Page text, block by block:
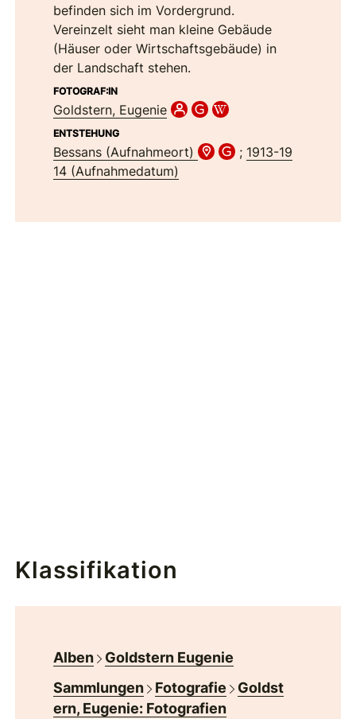
befinden sich im Vordergrund.
Vereinzelt sieht man kleine Gebäude
(Häuser oder Wirtschaftsgebäude) in
der Landschaft stehen.
FOTOGRAF:IN
Goldstern, Eugenie
ENTSTEHUNG
Bessans (Aufnahmeort) ; 1913-19
14 (Aufnahmedatum)
Klassifikation
Alben
Goldstern Eugenie
Sammlungen
Fotografie
Goldst
ern, Eugenie: Fotografien